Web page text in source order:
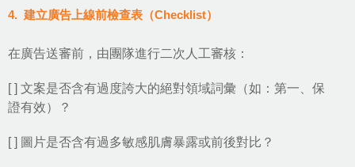
4. 建立廣告上線前檢查表（Checklist）
在廣告送審前，由團隊進行二次人工審核：
[ ] 文案是否含有過度誇大的絕對領域詞彙（如：第一、保
證有效）？
[ ] 圖片是否含有過多敏感肌膚暴露或前後對比？